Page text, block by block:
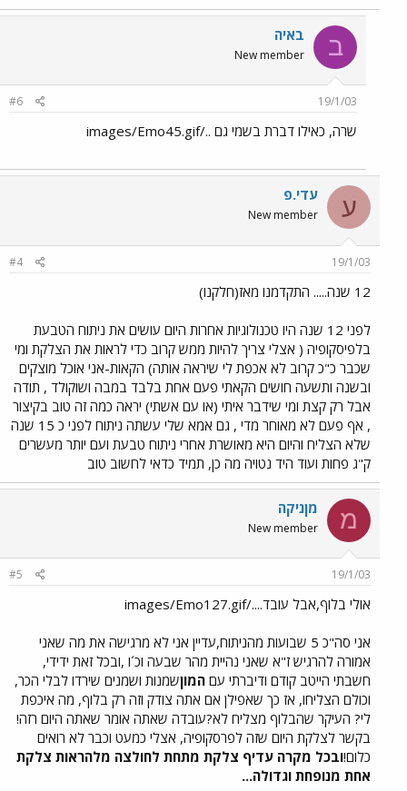
ב באיה
New member
19/1/03
#6
שרה, כאילו דברת בשמי גם ../images/Emo45.gif
ע עדי.פ
New member
19/1/03
#4
12 שנה..... התקדמנו מאז(חלקנו)
לפני 12 שנה היו טכנולוגיות אחרות היום עושים את ניתוח הטבעת
בלפיסקופיה ( אצלי צריך להיות ממש קרוב כדי לראות את הצלקת ומי
שכבר כ"כ קרוב לא אכפת לי שיראה אותה) הקאות-אני אוכל מוצקים
ובשנה ותשעה חושים הקאתי פעם אחת בלבד במבה ושוקולד , תודה
אבל רק קצת ומי שידבר איתי (או עם אשתי) יראה כמה זה טוב בקיצור
, אף פעם לא מאוחר מדי , גם אמא שלי עשתה ניתוח לפני כ 15 שנה
שלא הצליח והיום היא מאושרת אחרי ניתוח טבעת ועם יותר מעשרים
ק"ג פחות ועוד היד נטויה מה כן, תמיד כדאי לחשוב טוב
מ מןניקה
New member
19/1/03
#5
אולי בלוף,אבל עובד..../images/Emo127.gif
אני סה"כ 5 שבועות מהניתוח,עדיין אני לא מרגישה את מה שאני
אמורה להרגיש ז"א שאני נהיית מהר שבעה וכ´ו ,ובכל זאת ידידי,
חשבתי הייטב קודם ודיברתי עם המוןשמנות ושמנים שירדו לבלי הכר,
וכולם הצליחו, אז כך שאפילן אם אתה צודק וזה רק בלוף, מה איכפת
לי? העיקר שהבלוף מצליח לא?עובדה שאתה אומר שאתה היום רזה!
בקשר לצלקת היום שזה לפרסקופיה, אצלי כמעט וכבר לא רואים
כלום!ובכל מקרה עדיף צלקת מתחת לחולצה מלהראות צלקת
אחת מנופחת וגדולה...